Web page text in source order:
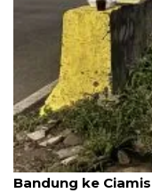
Langkah panjang
Bandung ke Ciamis